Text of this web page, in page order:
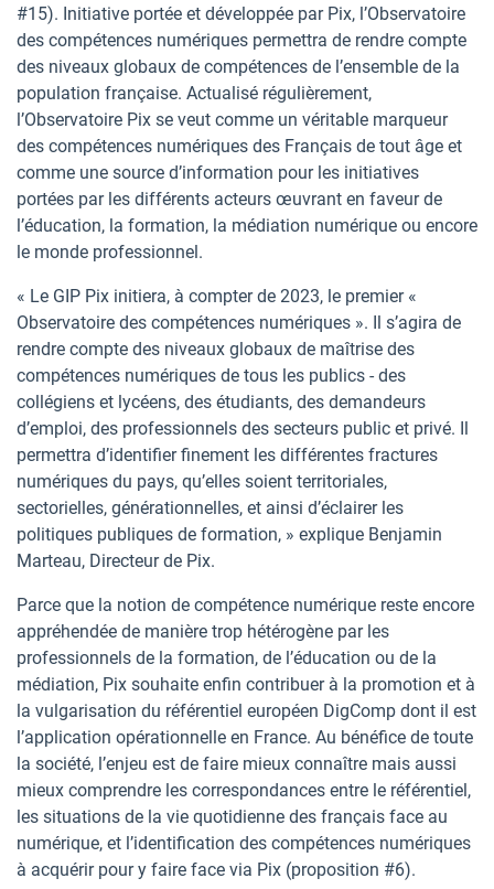
#15). Initiative portée et développée par Pix, l’Observatoire
des compétences numériques permettra de rendre compte
des niveaux globaux de compétences de l’ensemble de la
population française. Actualisé régulièrement,
l’Observatoire Pix se veut comme un véritable marqueur
des compétences numériques des Français de tout âge et
comme une source d’information pour les initiatives
portées par les différents acteurs œuvrant en faveur de
l’éducation, la formation, la médiation numérique ou encore
le monde professionnel.
« Le GIP Pix initiera, à compter de 2023, le premier «
Observatoire des compétences numériques ». Il s’agira de
rendre compte des niveaux globaux de maîtrise des
compétences numériques de tous les publics - des
collégiens et lycéens, des étudiants, des demandeurs
d’emploi, des professionnels des secteurs public et privé. Il
permettra d’identifier finement les différentes fractures
numériques du pays, qu’elles soient territoriales,
sectorielles, générationnelles, et ainsi d’éclairer les
politiques publiques de formation, » explique Benjamin
Marteau, Directeur de Pix.
Parce que la notion de compétence numérique reste encore
appréhendée de manière trop hétérogène par les
professionnels de la formation, de l’éducation ou de la
médiation, Pix souhaite enfin contribuer à la promotion et à
la vulgarisation du référentiel européen DigComp dont il est
l’application opérationnelle en France. Au bénéfice de toute
la société, l’enjeu est de faire mieux connaître mais aussi
mieux comprendre les correspondances entre le référentiel,
les situations de la vie quotidienne des français face au
numérique, et l’identification des compétences numériques
à acquérir pour y faire face via Pix (proposition #6).